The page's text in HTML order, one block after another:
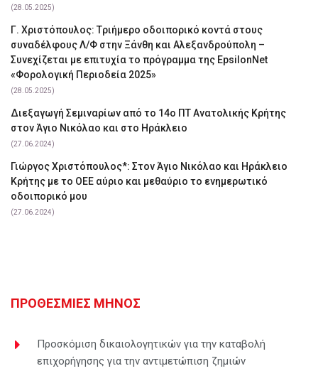
(28.05.2025)
Γ. Χριστόπουλος: Tριήμερο οδοιπορικό κοντά στους
συναδέλφους Λ/Φ στην Ξάνθη και Αλεξανδρούπολη –
Συνεχίζεται με επιτυχία το πρόγραμμα της EpsilonNet
«Φορολογική Περιοδεία 2025»
(28.05.2025)
Διεξαγωγή Σεμιναρίων από το 14ο ΠΤ Ανατολικής Κρήτης
στον Άγιο Νικόλαο και στο Ηράκλειο
(27.06.2024)
Γιώργος Χριστόπουλος*: Στον Άγιο Νικόλαο και Ηράκλειο
Κρήτης με το ΟΕΕ αύριο και μεθαύριο το ενημερωτικό
οδοιπορικό μου
(27.06.2024)
ΠΡΟΘΕΣΜΙΕΣ ΜΗΝΟΣ
Προσκόμιση δικαιολογητικών για την καταβολή
επιχορήγησης για την αντιμετώπιση ζημιών